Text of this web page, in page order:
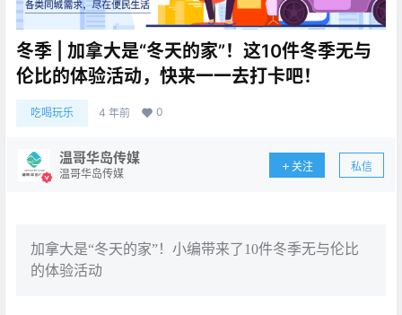
冬季 | 加拿大是“冬天的家”！这10件冬季无与
伦比的体验活动，快来一一去打卡吧！
吃喝玩乐 4 年前 0
温哥华岛传媒
温哥华岛传媒
关注 私信
加拿大是“冬天的家”！小编带来了10件冬季无与伦比
的体验活动